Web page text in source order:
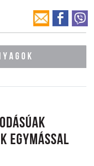
egymással